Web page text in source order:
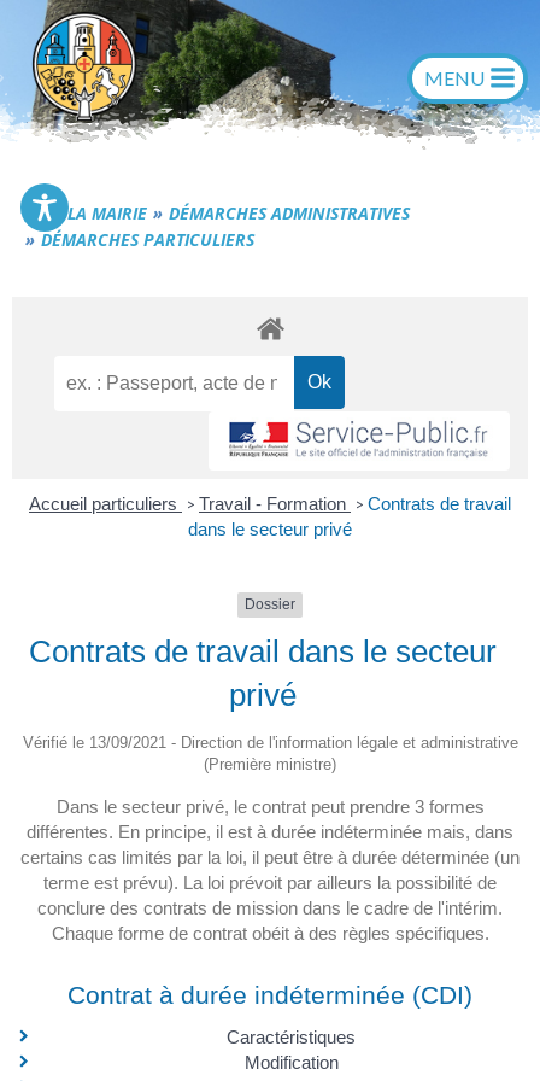
contenu
Commune de Générac
LA MAIRIE
DÉMARCHES ADMINISTRATIVES
DÉMARCHES PARTICULIERS
Accueil particuliers > Travail - Formation > Contrats de travail
dans le secteur privé
Dossier
Contrats de travail dans le secteur
privé
Vérifié le 13/09/2021 - Direction de l'information légale et administrative
(Première ministre)
Dans le secteur privé, le contrat peut prendre 3 formes
différentes. En principe, il est à durée indéterminée mais, dans
certains cas limités par la loi, il peut être à durée déterminée (un
terme est prévu). La loi prévoit par ailleurs la possibilité de
conclure des contrats de mission dans le cadre de l'intérim.
Chaque forme de contrat obéit à des règles spécifiques.
Contrat à durée indéterminée (CDI)
Caractéristiques
Modification